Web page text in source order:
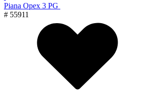
Piana Орех 3 PG
# 55911